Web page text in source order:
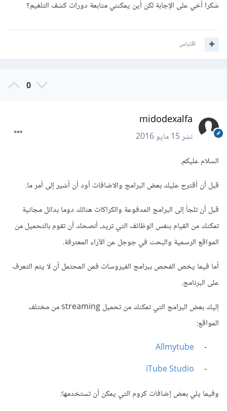
شكرا أخي على الإجابة لكن أين يمكنني متابعة دورات كشف التلغيم؟
اقتباس
0
midodexalfa
نشر15 مايو 2016
السلام عليكم.
قبل أن أقترح عليك بعض البرامج والاضافات أود أن أشير إلى أمر ما.
قبل أن تلجأ إلى البرامج المدفوعة والكراكات هنالك دوما بدائل مجانية
تمكنك من القيام بنفس الوظائف التي تريد، أنصحك أن تقوم بالتحميل من
المواقع الرسمية والبحث في جوجل عن الآراء المعترفة.
أما فيما يخص الفحص ببرامج الفيروسات فمن المحتمل أن لا يتم التعرف
على البرنامج.
إليك بعض البرامج التي تمكنك من تحميل streaming من مختلف
المواقع:
-
Allmytube
-
iTube Studio
وفيما يلي بعض إضافات كروم التي يمكن أن تستخدمها: